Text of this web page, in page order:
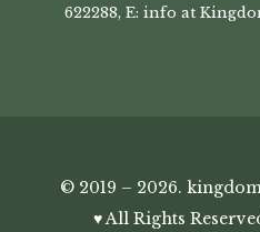
622288, E: info at
© 2019 – 2026.
♥ All Rights